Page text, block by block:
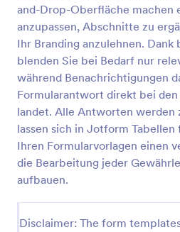
and-Drop-Oberfläche machen
anzupassen, Abschnitte zu
Ihr Branding anzulehnen.
blenden Sie bei Bedarf nur
während Benachrichtigungen
Formularantwort direkt bei den
landet. Alle Antworten werden
lassen sich in Jotform
Ihren Formularvorlagen einen
die Bearbeitung jeder
aufbauen.
Disclaimer: The form
Dokumentieren Sie
nächste Schritte direkt vor
Fortschrittsbericht-Formular
erfassen sowie
Jotform.
Go to Category:
Bauformulare
Vorlage